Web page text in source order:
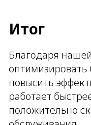
Итог
Благодаря
оптимизировать
повысить
работает
положительно